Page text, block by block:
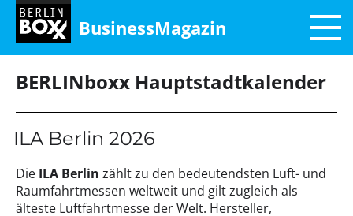
BusinessMagazin
BERLINboxx Hauptstadtkalender
ILA Berlin 2026
Die ILA Berlin zählt zu den bedeutendsten Luft- und
Raumfahrtmessen weltweit und gilt zugleich als
älteste Luftfahrtmesse der Welt. Hersteller,